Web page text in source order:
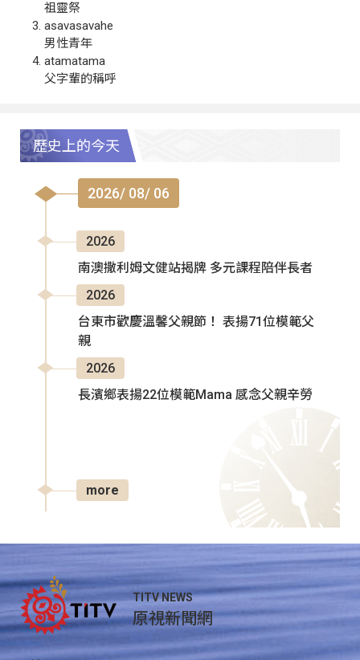
祖靈祭
asavasavahe
男性青年
atamatama
父字輩的稱呼
歷史上的今天
2026/ 08/ 06
2026
南澳撒利姆文健站揭牌 多元課程陪伴長者
2026
台東市歡慶溫馨父親節！ 表揚71位模範父
親
2026
長濱鄉表揚22位模範Mama 感念父親辛勞
more
TITV NEWS
原視新聞網